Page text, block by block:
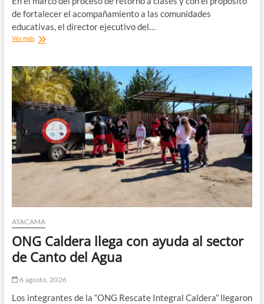
de fortalecer el acompañamiento a las comunidades
educativas, el director ejecutivo del…
Ver másSLEP
en
terreno
el
retorno
a
clases
de
comunidades
educativas
y
Alto
del
Carmen
ATACAMA
ONG Caldera llega con ayuda al sector
de Canto del Agua
6 agosto, 2026
Los integrantes de la “ONG Rescate Integral Caldera” llegaron